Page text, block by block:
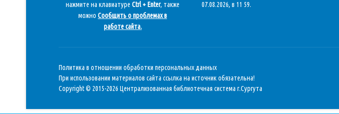
нажмите на клавиатуре Ctrl + Enter, также
можно Сообщить о проблемах в
работе сайта.
07.08.2026, в 11 59.
Политика в отношении обработки персональных данных
При использовании материалов сайта ссылка на источник обязательна!
Copyright © 2015-2026 Централизованная библиотечная система г.Сургута